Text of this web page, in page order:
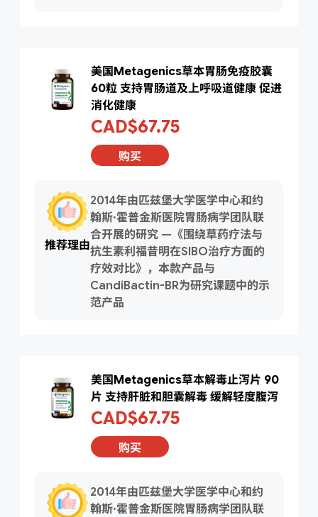
美国Metagenics草本胃肠免疫胶囊
60粒 支持胃肠道及上呼吸道健康 促进
消化健康
CAD$67.75
购买
推荐理由
2014年由匹兹堡大学医学中心和约
翰斯·霍普金斯医院胃肠病学团队联
合开展的研究 —《围绕草药疗法与
抗生素利福昔明在SIBO治疗方面的
疗效对比》，本款产品与
CandiBactin-BR为研究课题中的示
范产品
美国Metagenics草本解毒止泻片 90
片 支持肝脏和胆囊解毒 缓解轻度腹泻
CAD$67.75
购买
2014年由匹兹堡大学医学中心和约
翰斯·霍普金斯医院胃肠病学团队联